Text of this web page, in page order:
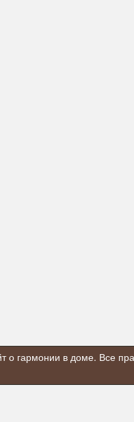
о гармонии в доме. Все